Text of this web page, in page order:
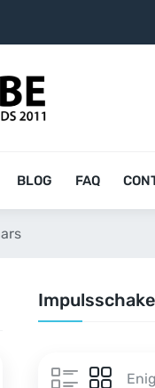
BLOG FAQ